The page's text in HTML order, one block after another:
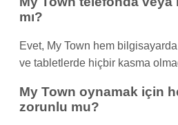
mı?
Evet, My Town hem bilgisayarda
ve tabletlerde hiçbir kasma
My Town oynamak için
zorunlu mu?